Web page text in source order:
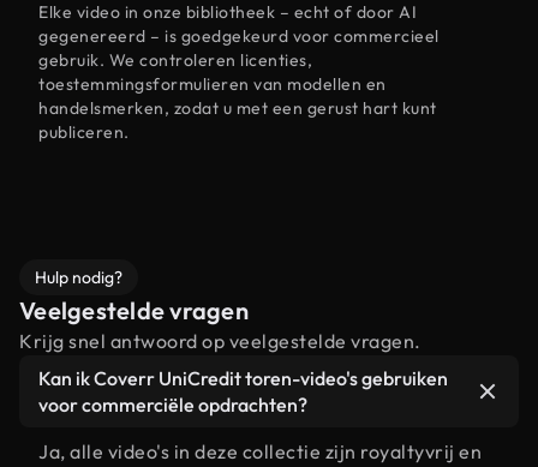
Elke video in onze bibliotheek – echt of door AI
gegenereerd – is goedgekeurd voor commercieel
gebruik. We controleren licenties,
toestemmingsformulieren van modellen en
handelsmerken, zodat u met een gerust hart kunt
publiceren.
Hulp nodig?
Veelgestelde vragen
Krijg snel antwoord op veelgestelde vragen.
Kan ik Coverr UniCredit toren-video's gebruiken
voor commerciële opdrachten?
Ja, alle video's in deze collectie zijn royaltyvrij en